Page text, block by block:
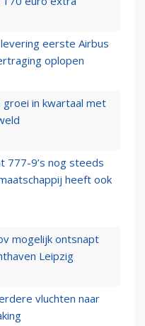
eerste Airbus
oplopen
groei in kwartaal met
777-9’s nog steeds
heeft ook
mogelijk ontsnapt
Leipzig
vluchten naar